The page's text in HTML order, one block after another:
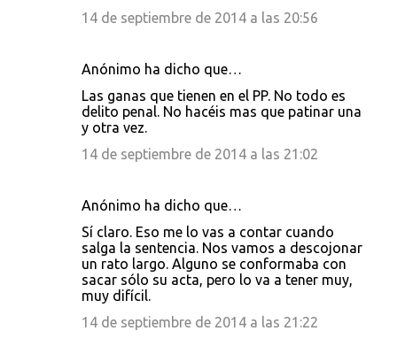
14 de septiembre de 2014 a las 20:56
Anónimo ha dicho que…
Las ganas que tienen en el PP. No todo es
delito penal. No hacéis mas que patinar una
y otra vez.
14 de septiembre de 2014 a las 21:02
Anónimo ha dicho que…
Sí claro. Eso me lo vas a contar cuando
salga la sentencia. Nos vamos a descojonar
un rato largo. Alguno se conformaba con
sacar sólo su acta, pero lo va a tener muy,
muy difícil.
14 de septiembre de 2014 a las 21:22